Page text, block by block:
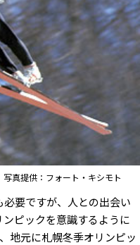
真提供：フォート・キシモト
要ですが、人との出会い
ピックを意識するように
地元に札幌冬季オリンピッ